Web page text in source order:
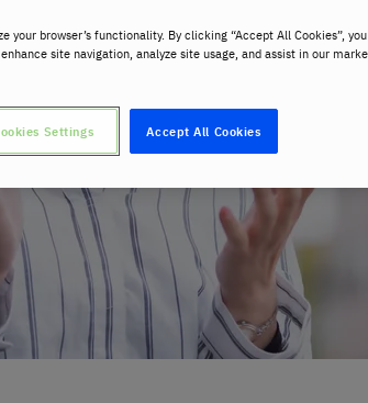
your browser’s functionality. By clicking “Accept All Cookies”,
site navigation, analyze site usage, and assist in our
Accept All Cookies
Settings